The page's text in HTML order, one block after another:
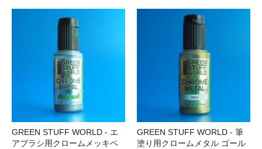
GREEN STUFF WORLD - エ
アブラシ用クロームメッキペ
GREEN STUFF WORLD - 筆
塗り用クロームメタル ゴール